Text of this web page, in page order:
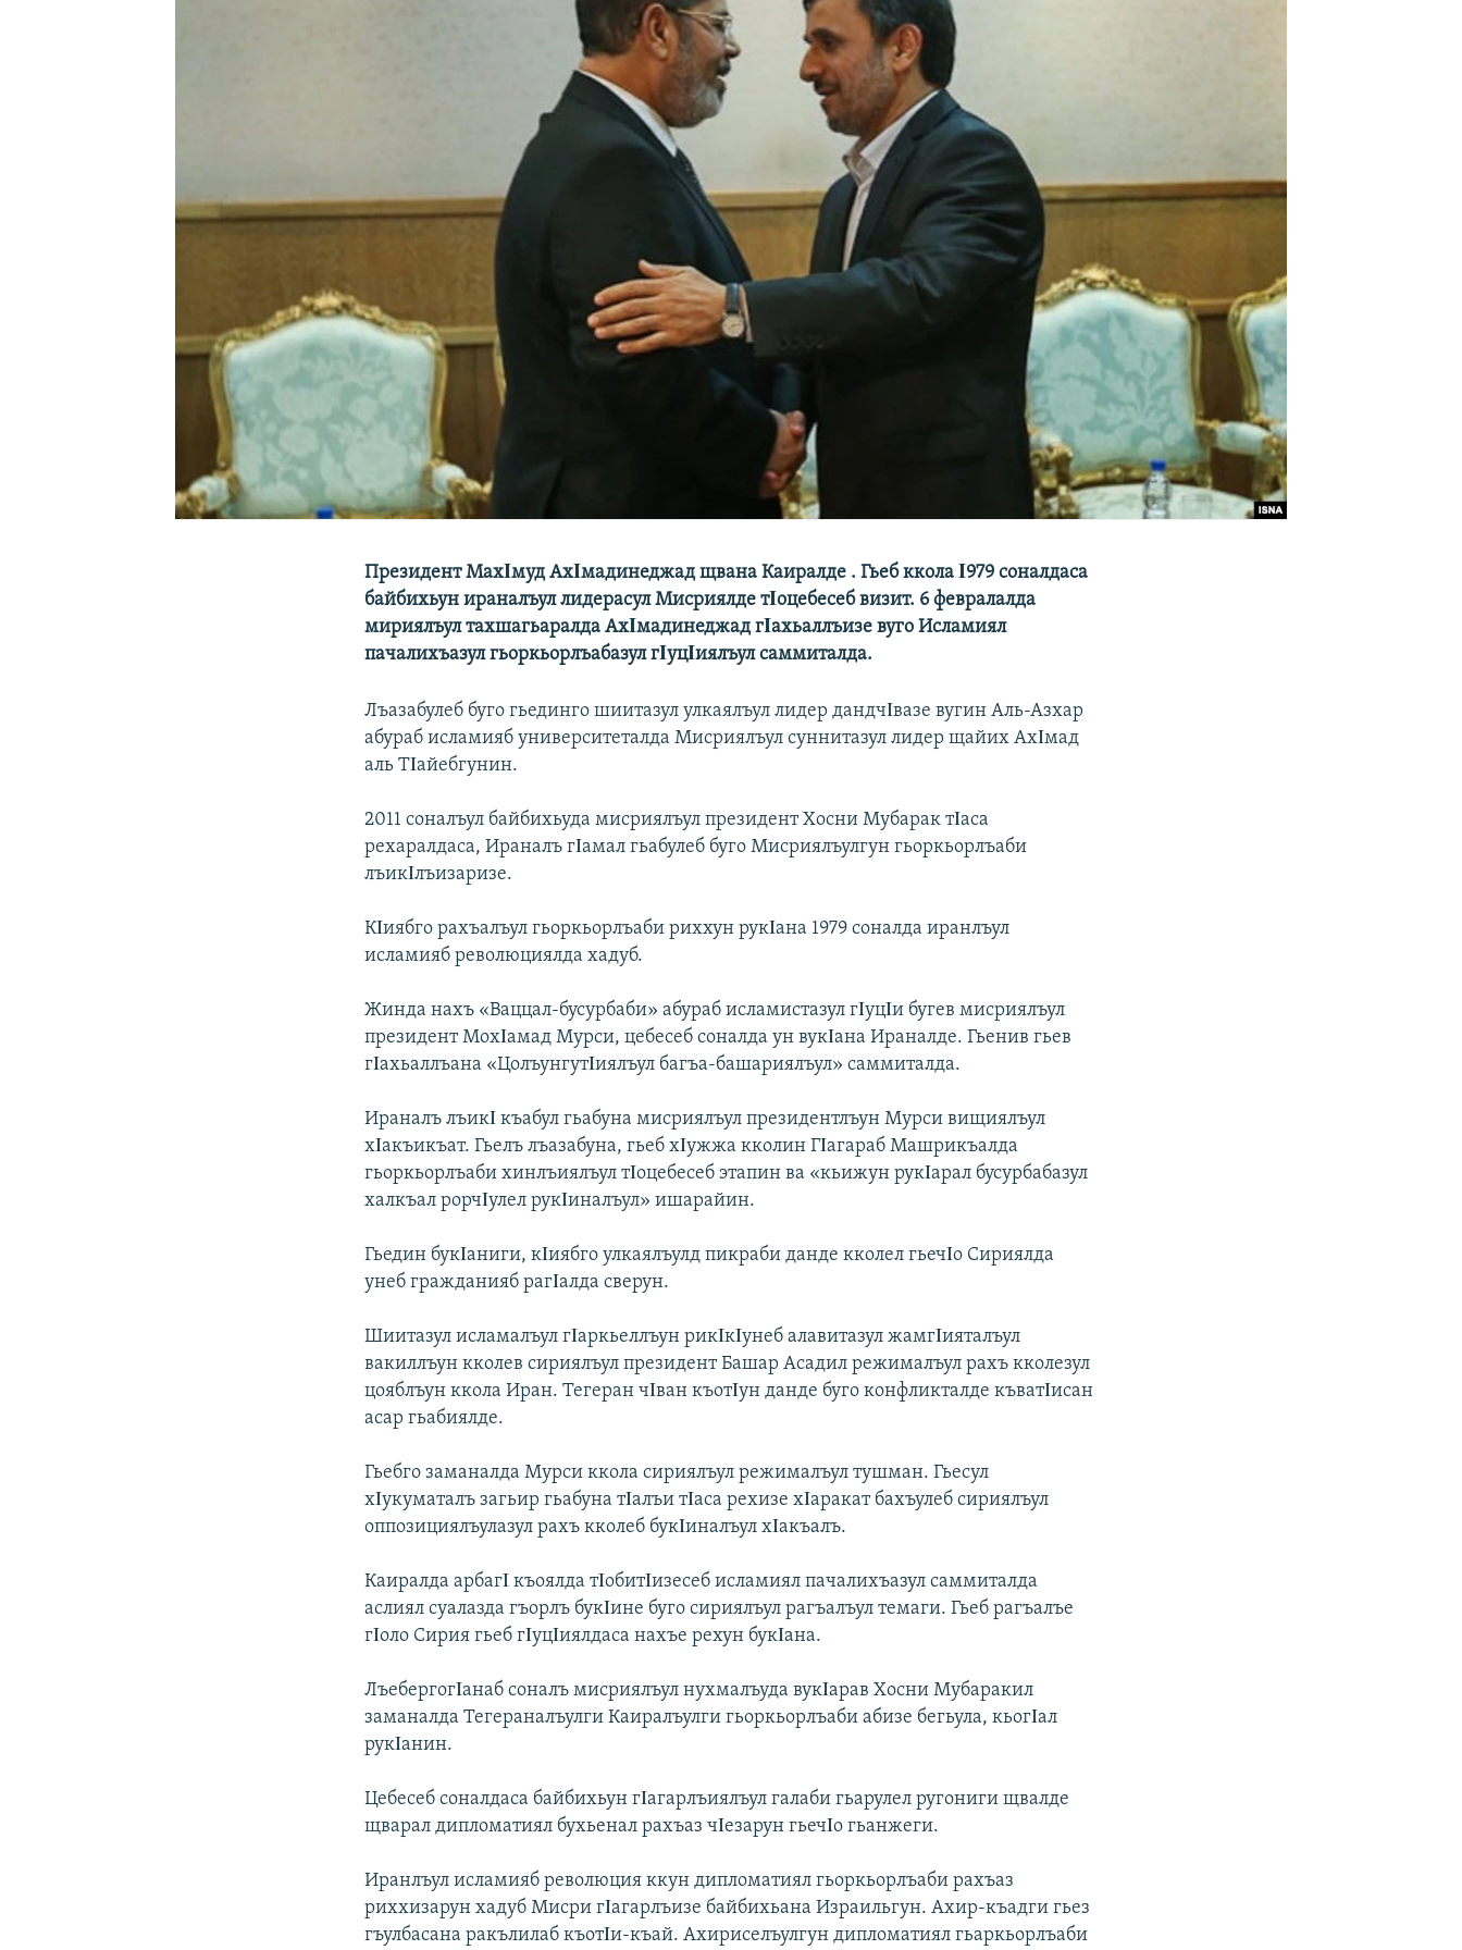
Президент МахΙмуд АхΙмадинеджад щвана Каиралде . Гьеб ккола Ι979 соналдаса
байбихьун ираналъул лидерасул Мисриялде тΙоцебесеб визит. 6 февралалда
мириялъул тахшагьаралда АхΙмадинеджад гΙахьаллъизе вуго Исламиял
пачалихъазул гьоркьорлъабазул гΙуцΙиялъул саммиталда.
Лъазабулеб буго гьединго шиитазул улкаялъул лидер дандчΙвазе вугин Аль-Азхар
абураб исламияб университеталда Мисриялъул суннитазул лидер щайих АхΙмад
аль ТΙайебгунин.
2011 соналъул байбихьуда мисриялъул президент Хосни Мубарак тΙаса
рехаралдаса, Ираналъ гΙамал гьабулеб буго Мисриялъулгун гьоркьорлъаби
лъикΙлъизаризе.
КΙиябго рахъалъул гьоркьорлъаби риххун рукΙана 1979 соналда иранлъул
исламияб революциялда хадуб.
Жинда нахъ «Ваццал-бусурбаби» абураб исламистазул гΙуцΙи бугев мисриялъул
президент МохΙамад Мурси, цебесеб соналда ун вукΙана Ираналде. Гьенив гьев
гΙахьаллъана «ЦолъунгутΙиялъул багъа-башариялъул» саммиталда.
Ираналъ лъикΙ къабул гьабуна мисриялъул президентлъун Мурси вищиялъул
хΙакъикъат. Гьелъ лъазабуна, гьеб хΙужжа кколин ГΙагараб Машрикъалда
гьоркьорлъаби хинлъиялъул тΙоцебесеб этапин ва «кьижун рукΙарал бусурбабазул
халкъал рорчΙулел рукΙиналъул» ишарайин.
Гьедин букΙаниги, кΙиябго улкаялъулд пикраби данде кколел гьечΙо Сириялда
унеб гражданияб рагΙалда сверун.
Шиитазул исламалъул гΙаркьеллъун рикΙкΙунеб алавитазул жамгΙияталъул
вакиллъун кколев сириялъул президент Башар Асадил режималъул рахъ кколезул
цояблъун ккола Иран. Тегеран чΙван къотΙун данде буго конфликталде къватΙисан
асар гьабиялде.
Гьебго заманалда Мурси ккола сириялъул режималъул тушман. Гьесул
хΙукуматалъ загьир гьабуна тΙалъи тΙаса рехизе хΙаракат бахъулеб сириялъул
оппозициялъулазул рахъ кколеб букΙиналъул хΙакъалъ.
Каиралда арбагΙ къоялда тΙобитΙизесеб исламиял пачалихъазул саммиталда
аслиял суалазда гъорлъ букΙине буго сириялъул рагъалъул темаги. Гьеб рагъалъе
гΙоло Сирия гьеб гΙуцΙиялдаса нахъе рехун букΙана.
ЛъебергогΙанаб соналъ мисриялъул нухмалъуда вукΙарав Хосни Мубаракил
заманалда Тегераналъулги Каиралъулги гьоркьорлъаби абизе бегьула, кьогΙал
рукΙанин.
Цебесеб соналдаса байбихьун гΙагарлъиялъул галаби гьарулел ругониги щвалде
щварал дипломатиял бухьенал рахъаз чΙезарун гьечΙо гьанжеги.
Иранлъул исламияб революция ккун дипломатиял гьоркьорлъаби рахъаз
риххизарун хадуб Мисри гΙагарлъизе байбихьана Израильгун. Ахир-къадги гьез
гъулбасана ракълилаб къотΙи-къай. Ахириселъулгун дипломатиял гьаркьорлъаби